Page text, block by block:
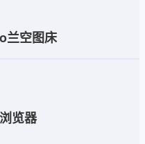
兰空图床
览器